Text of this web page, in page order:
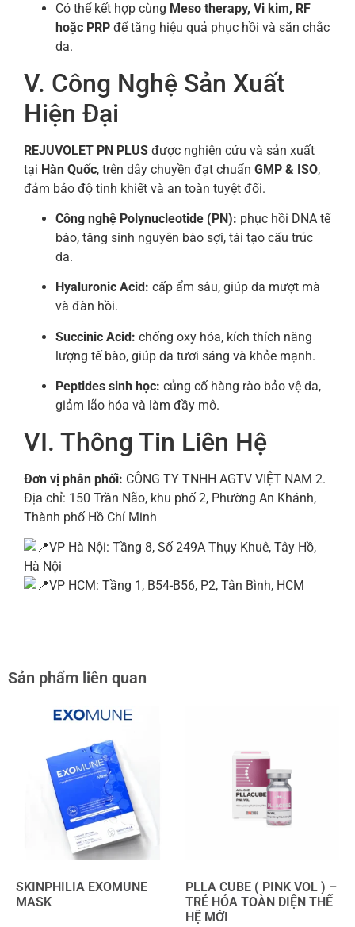
Có thể kết hợp cùng Meso therapy, Vi kim, RF
hoặc PRP để tăng hiệu quả phục hồi và săn chắc
da.
V. Công Nghệ Sản Xuất
Hiện Đại
REJUVOLET PN PLUS được nghiên cứu và sản xuất
tại Hàn Quốc, trên dây chuyền đạt chuẩn GMP & ISO,
đảm bảo độ tinh khiết và an toàn tuyệt đối.
Công nghệ Polynucleotide (PN): phục hồi DNA tế
bào, tăng sinh nguyên bào sợi, tái tạo cấu trúc
da.
Hyaluronic Acid: cấp ẩm sâu, giúp da mượt mà
và đàn hồi.
Succinic Acid: chống oxy hóa, kích thích năng
lượng tế bào, giúp da tươi sáng và khỏe mạnh.
Peptides sinh học: củng cố hàng rào bảo vệ da,
giảm lão hóa và làm đầy mô.
VI. Thông Tin Liên Hệ
Đơn vị phân phối: CÔNG TY TNHH AGTV VIỆT NAM 2.
Địa chỉ: 150 Trần Não, khu phố 2, Phường An Khánh,
Thành phố Hồ Chí Minh
VP Hà Nội: Tầng 8, Số 249A Thụy Khuê, Tây Hồ,
Hà Nội
VP HCM: Tầng 1, B54-B56, P2, Tân Bình, HCM
Sản phẩm liên quan
SKINPHILIA EXOMUNE
MASK
PLLA CUBE ( PINK VOL ) –
TRẺ HÓA TOÀN DIỆN THẾ
HỆ MỚI